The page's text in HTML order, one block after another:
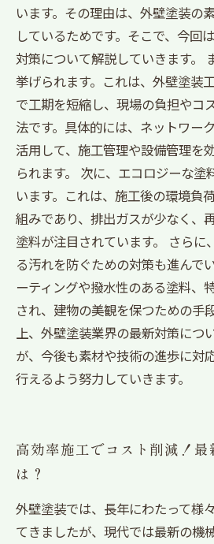
います。その理由は、外壁塗装の
しているためです。そこで、今回
対策について解説していきます。
挙げられます。これは、外壁塗装
で工期を短縮し、現場の負担やコ
法です。具体的には、ネットワー
活用して、施工管理や設備管理を
られます。 次に、エコロジーな塗
います。これは、施工後の環境負
組みであり、排出ガスが少なく、
塗料が注目されています。 さらに
る汚れを防ぐための対策も進んで
ーティングや撥水性のある塗料、
され、建物の美観を保つための手
上、外壁塗装業界の最新対策につ
が、今後も素材や技術の進歩に対
行えるよう努力していきます。
高効率施工でコスト削減！最
は？
外壁塗装では、長年にわたって様
てきましたが、現代では最新の機